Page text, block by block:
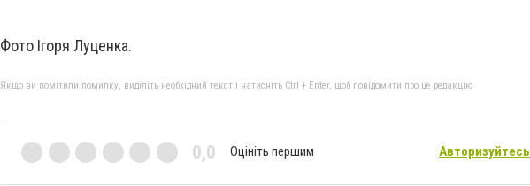
Фото Ігоря Луценка.
Якщо ви помітили помилку, виділіть необхідний текст і натисніть Ctrl + Enter, щоб повідомити про це редакцію
0,0 Оцініть першим Авторизуйтесь